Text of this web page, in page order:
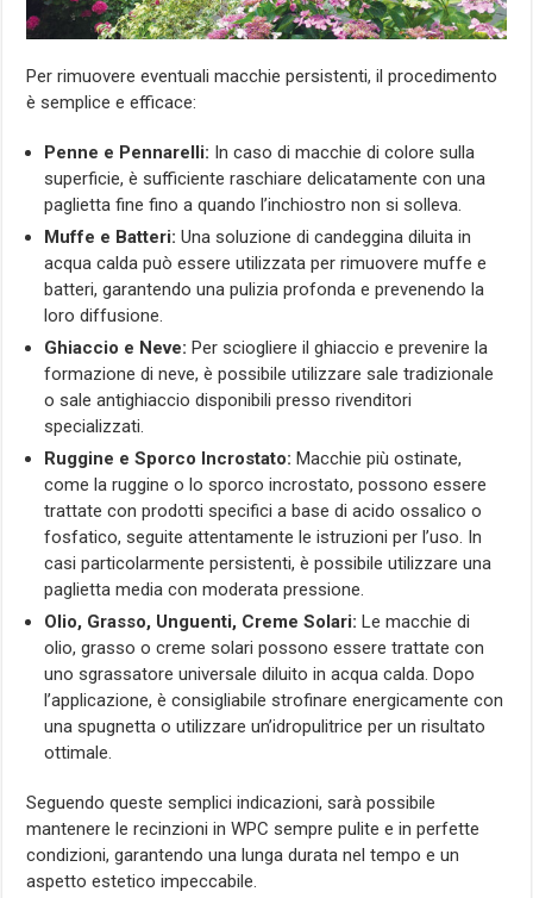
Per rimuovere eventuali macchie persistenti, il procedimento
è semplice e efficace:
Penne e Pennarelli: In caso di macchie di colore sulla
superficie, è sufficiente raschiare delicatamente con una
paglietta fine fino a quando l’inchiostro non si solleva.
Muffe e Batteri: Una soluzione di candeggina diluita in
acqua calda può essere utilizzata per rimuovere muffe e
batteri, garantendo una pulizia profonda e prevenendo la
loro diffusione.
Ghiaccio e Neve: Per sciogliere il ghiaccio e prevenire la
formazione di neve, è possibile utilizzare sale tradizionale
o sale antighiaccio disponibili presso rivenditori
specializzati.
Ruggine e Sporco Incrostato: Macchie più ostinate,
come la ruggine o lo sporco incrostato, possono essere
trattate con prodotti specifici a base di acido ossalico o
fosfatico, seguite attentamente le istruzioni per l’uso. In
casi particolarmente persistenti, è possibile utilizzare una
paglietta media con moderata pressione.
Olio, Grasso, Unguenti, Creme Solari: Le macchie di
olio, grasso o creme solari possono essere trattate con
uno sgrassatore universale diluito in acqua calda. Dopo
l’applicazione, è consigliabile strofinare energicamente con
una spugnetta o utilizzare un’idropulitrice per un risultato
ottimale.
Seguendo queste semplici indicazioni, sarà possibile
mantenere le recinzioni in WPC sempre pulite e in perfette
condizioni, garantendo una lunga durata nel tempo e un
aspetto estetico impeccabile.